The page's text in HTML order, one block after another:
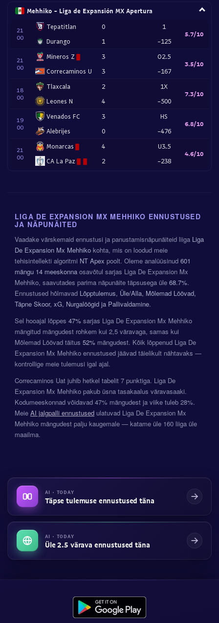
Mehhiko - Liga de Expansión MX Apertura
21
00
Tepatitlan
Durango
0
1
1
-125
5.7/10
21
00
Mineros Z
Correcaminos U
3
3
O2.5
-167
3.5/10
18
00
Tlaxcala
Leones N
2
4
1X
-500
7.3/10
19
00
Venados FC
Alebrijes
3
0
HS
-476
6.8/10
21
00
Monarcas
CA La Paz
4
2
U3.5
-238
4.6/10
LIGA DE EXPANSION MX MEHHIKO ENNUSTUSED
JA NÄPUNÄITED
Vaadake värskemaid ennustusi ja panustamisnäpunäiteid liiga Liga
De Expansion Mx Mehhiko kohta, mis on loodud meie
tehisintellekti algoritmi NT Apex poolt. Oleme analüüsinud 601
mängu 14 meeskonna osavõtul sarjas Liga De Expansion Mx
Mehhiko, saavutades parima näpunäite täpsusega üle 68.7%.
Ennustused hõlmavad Lõpptulemus, Üle/Alla, Mõlemad Löövad,
Täpne Skoor, xG, Nurgalöögid ja Pallivaldamine.
Sel hooajal lõppes 47% sarjas Liga De Expansion Mx Mehhiko
mängitud mängudest rohkem kui 2,5 väravaga, samas kui
Mõlemad Löövad täitus 52% mängudest. Kõik lõppenud Liga De
Expansion Mx Mehhiko ennustused jäävad täielikult nähtavaks —
kontrollige meie tulemusi igal ajal.
Correcaminos Uat juhib hetkel tabelit 7 punktiga. Liga De
Expansion Mx Mehhiko pakub üsna tasakaalus väravasaaki.
Kodumeeskonnad võidavad 47% mängudest ja viike tuleb 28%.
Meie AI jalgpalli ennustused ulatuvad Liga De Expansion Mx
Mehhiko mängudest palju kaugemale — katame üle 160 liiga üle
maailma.
AI · TODAY
Täpse tulemuse ennustused täna
AI · TODAY
Üle 2.5 värava ennustused täna